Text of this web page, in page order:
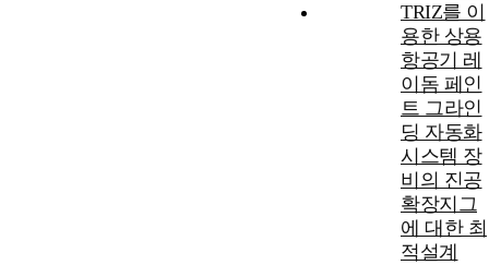
TRIZ를 이
용한 상용
항공기 레
이돔 페인
트 그라인
딩 자동화
시스템 장
비의 진공
확장지그
에 대한 최
적설계